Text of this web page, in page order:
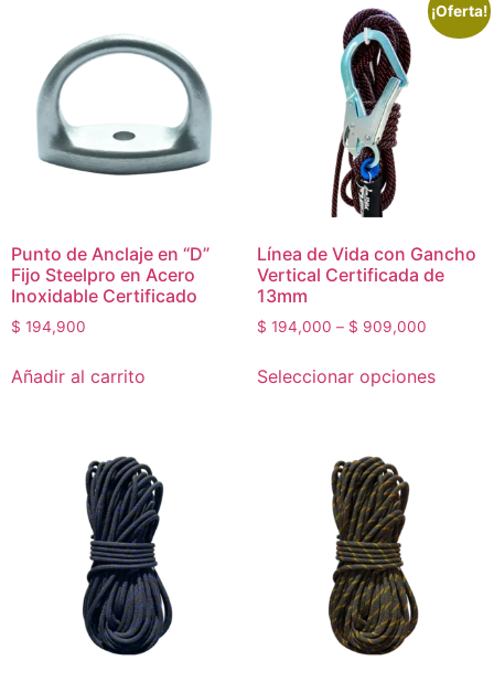
Punto de Anclaje en “D”
Fijo Steelpro en Acero
Inoxidable Certificado
$ 194,900
Añadir al carrito
¡Oferta!
Línea de Vida con Gancho
Vertical Certificada de
13mm
$ 194,000 – $ 909,000
Seleccionar opciones